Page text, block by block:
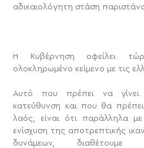
αδικαιολόγητη στάση
Η Κυβέρνηση οφείλει
ολοκληρωμένο κείμενο με τις
Αυτό που πρέπει να
κατεύθυνση και που θα
λαός, είναι ότι παράλληλα
ενίσχυση της αποτρεπτικής
δυνάμεων, διαθέτουμε